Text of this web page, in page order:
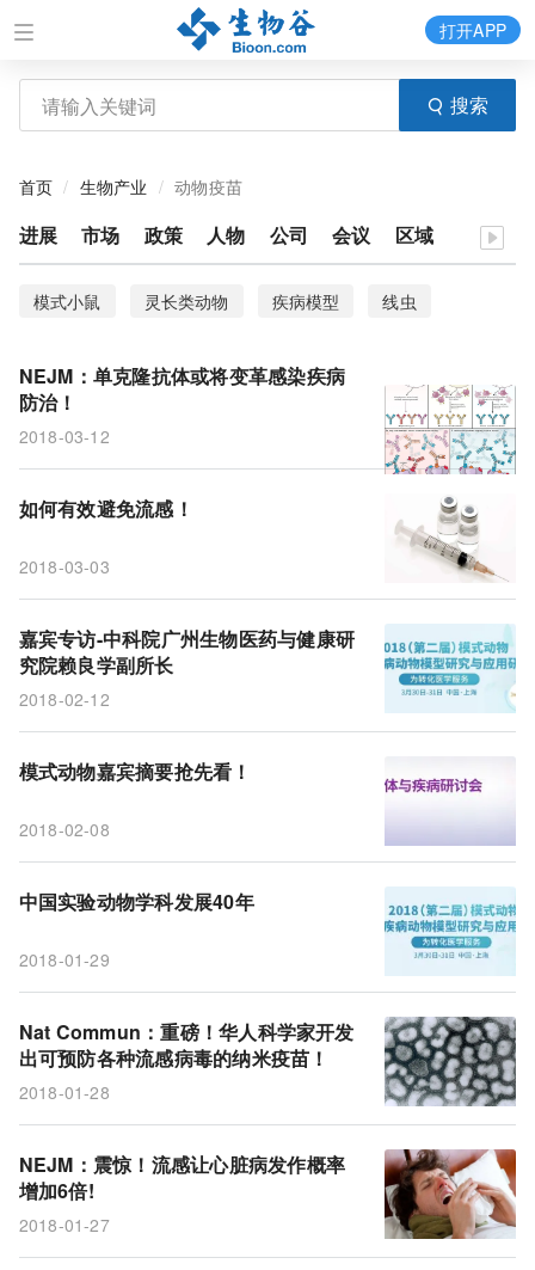
搜索
打开APP
首页 生物产业 动物疫苗
进展 市场 政策 人物 公司 会议 区域
模式小鼠 灵长类动物 疾病模型
线虫
纳米疫苗
感染疾病
单克隆抗体
NEJM：单克隆抗体或将变革感染疾病
防治！
2018-03-12
如何有效避免流感！
2018-03-03
嘉宾专访-中科院广州生物医药与健康研
究院赖良学副所长
2018-02-12
模式动物嘉宾摘要抢先看！
2018-02-08
中国实验动物学科发展40年
2018-01-29
Nat Commun：重磅！华人科学家开发
出可预防各种流感病毒的纳米疫苗！
2018-01-28
NEJM：震惊！流感让心脏病发作概率
增加6倍!
2018-01-27